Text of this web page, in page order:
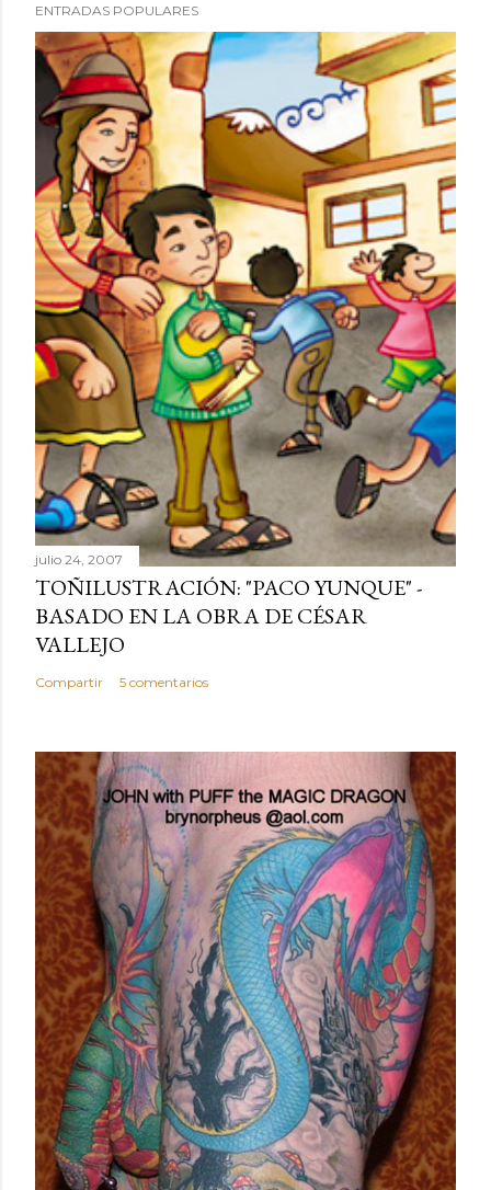
ENTRADAS POPULARES
julio 24, 2007
TOÑILUSTRACIÓN: "PACO YUNQUE" -
BASADO EN LA OBRA DE CÉSAR
VALLEJO
Compartir 5 comentarios